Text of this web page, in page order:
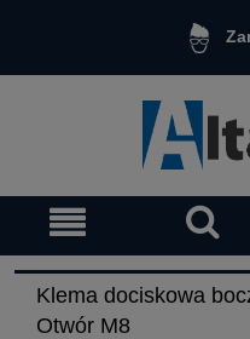
Klema dociskowa
Otwór M8